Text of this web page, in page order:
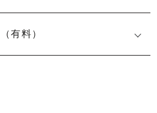
有料）